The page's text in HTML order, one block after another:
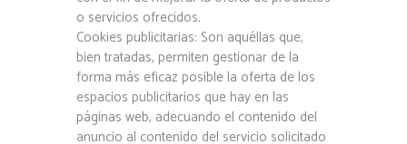
o servicios ofrecidos.
Cookies publicitarias: Son aquéllas que,
bien tratadas, permiten gestionar de la
forma más eficaz posible la oferta de los
espacios publicitarios que hay en las
páginas web, adecuando el contenido del
anuncio al contenido del servicio solicitado